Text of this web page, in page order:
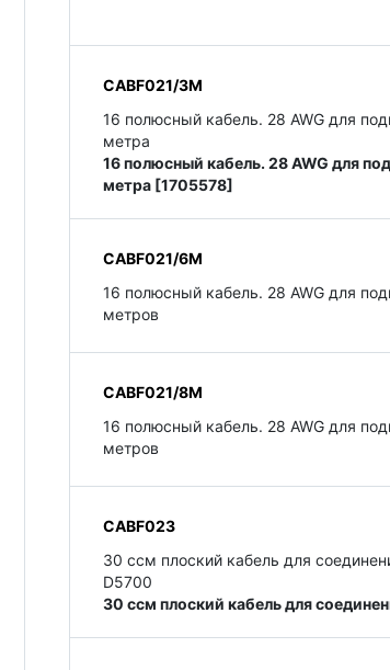
CABF021/3M
16 полюсный кабель. 28 AWG для
метра
16 полюсный кабель. 28 AWG для
метра [1705578]
CABF021/6M
16 полюсный кабель. 28 AWG для
метров
CABF021/8M
16 полюсный кабель. 28 AWG для
метров
CABF023
30 cсм плоский кабель для
D5700
30 cсм плоский кабель для